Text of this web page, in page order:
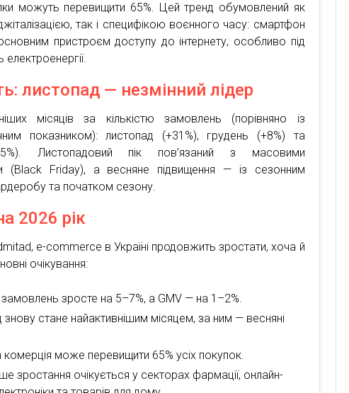
можуть перевищити 65%. Цей тренд обумовлений як
так і специфікою воєнного часу: смартфон
пристроєм доступу до інтернету, особливо під
листопад — незмінний лідер
місяців за кількістю замовлень (порівняно із
показником): листопад (+31%), грудень (+8%) та
Листопадовий пік пов’язаний з масовими
(Black Friday), а весняне підвищення — із сезонним
та початком сезону.
2026 рік
e-commerce в Україні продовжить зростати, хоча й
очікування:
замовлень зросте на 5–7%, а GMV — на 1–2%.
стане найактивнішим місяцем, за ним — весняні
комерція може перевищити 65% усіх покупок.
зростання очікується у секторах фармації, онлайн-